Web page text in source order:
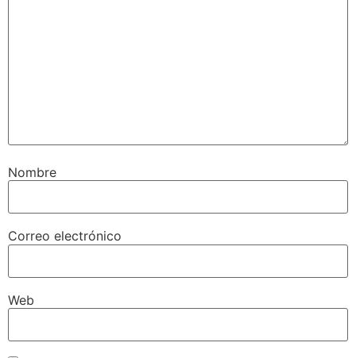
Nombre
Correo electrónico
Web